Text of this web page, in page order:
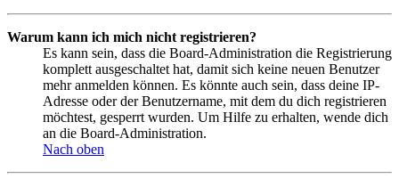
Warum kann ich mich nicht registrieren?
Es kann sein, dass die Board-Administration die Registrierung
komplett ausgeschaltet hat, damit sich keine neuen Benutzer
mehr anmelden können. Es könnte auch sein, dass deine IP-
Adresse oder der Benutzername, mit dem du dich registrieren
möchtest, gesperrt wurden. Um Hilfe zu erhalten, wende dich
an die Board-Administration.
Nach oben